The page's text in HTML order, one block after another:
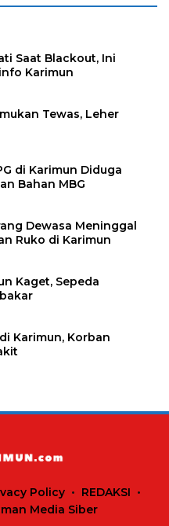
Saat Blackout, Ini
Karimun
Tewas, Leher
di Karimun Diduga
Bahan MBG
Dewasa Meninggal
Ruko di Karimun
Kaget, Sepeda
Karimun, Korban
Policy
REDAKSI
Media Siber